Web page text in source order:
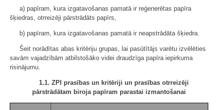
a) papīram, kura izgatavošanas pamatā ir reģenerētas papīra
šķiedras, otrreizēji pārstrādāts papīrs,
b) papīram, kura izgatavošanas pamatā ir neapstrādāta šķiedra.
Šeit norādītas abas kritēriju grupas, lai pasūtītājs varētu izvēlēties
savām vajadzībām atbilstošāko videi draudzīga papīra iepirkuma
risinājumu.
1.1. ZPI prasības un kritēriji un prasības otrreizēji
pārstrādātam biroja papīram parastai izmantošanai